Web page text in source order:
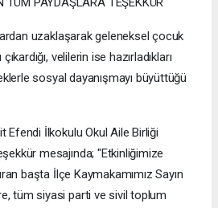
uzaklaşarak geleneksel çocuk
velilerin ise hazırladıkları
sosyal dayanışmayı büyüttüğü
Efendi İlkokulu Okul Aile Birliği
mesajında; "Etkinliğimize
başta İlçe Kaymakamımız Sayın
tüm siyasi parti ve sivil toplum